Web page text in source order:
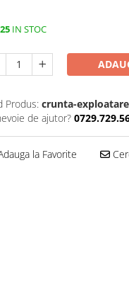
25 IN STOC
Produs: crunta-
de ajutor?
la Favorite